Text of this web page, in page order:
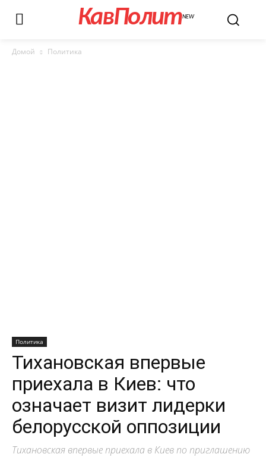
КавПолитNEW
Домой Политика
Политика
Тихановская впервые
приехала в Киев: что
означает визит лидерки
белорусской оппозиции
Тихановская впервые приехала в Киев по приглашению